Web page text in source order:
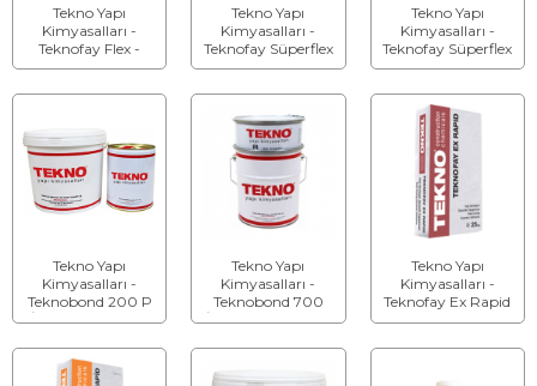
Tekno Yapı
Kimyasalları -
Teknofay Flex -
Seramik ve Granit
Tekno Yapı
Kimyasalları -
Teknofay Süperflex
- Seramik
Tekno Yapı
Kimyasalları -
Teknofay Süperflex
2k (İki Bileşenli) -
Tekno Yapı
Kimyasalları -
Teknobond 200 P
(İki Bileşenli) - R2T
Yapıştırma
Macunu
Tekno Yapı
Kimyasalları -
Teknobond 700
(İki Bileşenli) - Derz
Tekno Yapı
Kimyasalları -
Teknofay Ex Rapid
- Hızlı Sertleşen